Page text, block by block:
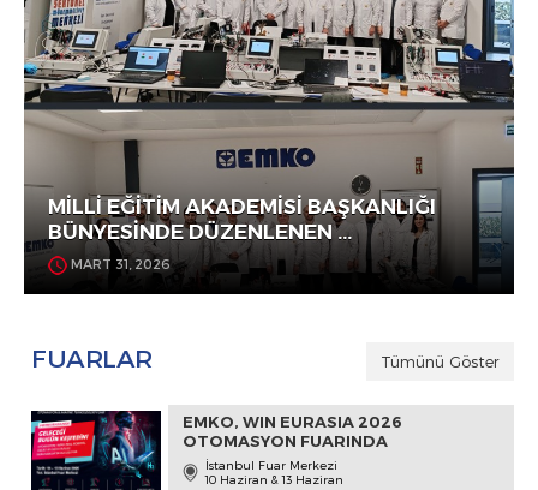
MİLLİ EĞİTİM AKADEMİSİ BAŞKANLIĞI
BÜNYESİNDE DÜZENLENEN ...
MART 31, 2026
Tümünü Göster
FUARLAR
EMKO, WIN EURASIA 2026
OTOMASYON FUARINDA
İstanbul Fuar Merkezi
10 Haziran & 13 Haziran